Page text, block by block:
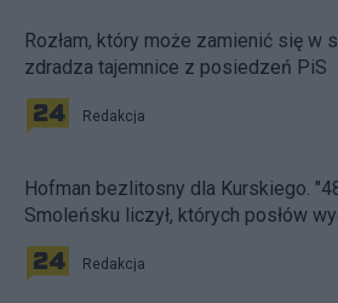
Rozłam, który może zamienić się w
zdradza tajemnice z posiedzeń PiS
Redakcja
Hofman bezlitosny dla Kurskiego.
Smoleńsku liczył, których posłów
Redakcja